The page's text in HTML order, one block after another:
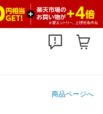
商品ページへ